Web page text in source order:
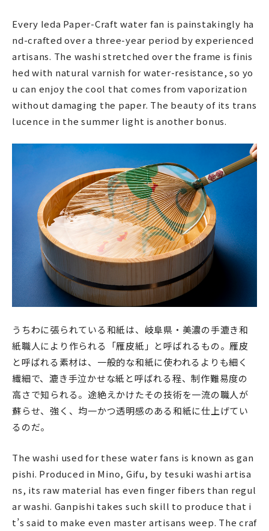
Every Ieda Paper-Craft water fan is painstakingly ha
nd-crafted over a three-year period by experienced
artisans. The washi stretched over the frame is finis
hed with natural varnish for water-resistance, so yo
u can enjoy the cool that comes from vaporization
without damaging the paper. The beauty of its trans
lucence in the summer light is another bonus.
うちわに張られている和紙は、岐阜県・美濃の手漉き和
紙職人により作られる「雁皮紙」と呼ばれるもの。雁皮
と呼ばれる素材は、一般的な和紙に使われるよりも細く
繊細で、漉き手泣かせな紙と呼ばれる程、制作難易度の
高さで知られる。途絶えかけたその技術を一流の職人が
蘇らせ、強く、均一かつ透明感のある和紙に仕上げてい
るのだ。
The washi used for these water fans is known as gan
pishi. Produced in Mino, Gifu, by tesuki washi artisa
ns, its raw material has even finger fibers than regul
ar washi. Ganpishi takes such skill to produce that i
t’s said to make even master artisans weep. The craf